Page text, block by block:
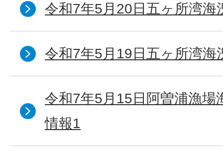
令和7年5月20日五ヶ所湾海
令和7年5月19日五ヶ所湾海
令和7年5月15日阿曽浦漁場
情報1